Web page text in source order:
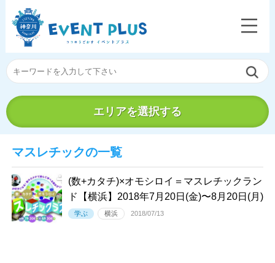
エリアを選択する
マスレチックの一覧
(数+カタチ)×オモシロイ＝マスレチックラン
ド【横浜】2018年7月20日(金)〜8月20日(月)
学ぶ 横浜 2018/07/13